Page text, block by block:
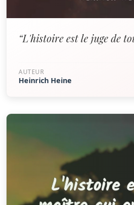
“L'histoire est le juge de
AUTEUR
Heinrich Heine